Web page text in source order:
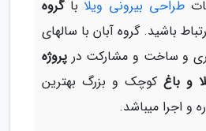
طراحی بیرونی ویلا باگروه
باشید. گروه آبان با سالهای
و ساخت و مشارکت در پروژه
و باغ کوچک و بزرگ بهترین
و اجرا میباشد.